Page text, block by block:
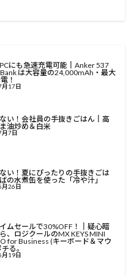
にも急速充電可能║Anker 537
は大容量の24,000mAh・最大
！
17日
い！会社員の手抜きごはん║高
油炒め＆白米
7日
い！夏にぴったりの手抜きごは
の水煮缶を使った「冷や汁」
26日
ムセールで30%OFF！║疑心暗
、ロジクールのMX KEYS MINI
for Business (キーボード＆マウ
る。
19日